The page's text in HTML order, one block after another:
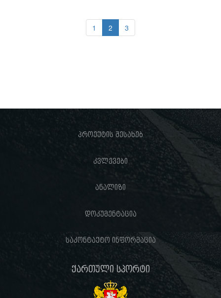
1 2 3
პროექტის შესახებ
კვლევები
ანალიზი
დოკუმენტაცია
საკონტაქტო ინფორმაცია
ქართული სპორტი